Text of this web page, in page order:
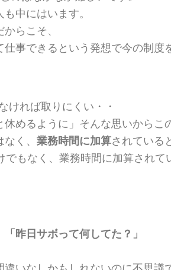
中にはいます。
らこそ、
事できるという発想で今の制度
ければ取りにくい・・
めるように」そんな思いからこ
く、 業務時間に加算されている
もなく、業務時間に加算され
「昨日サボって何してた？」